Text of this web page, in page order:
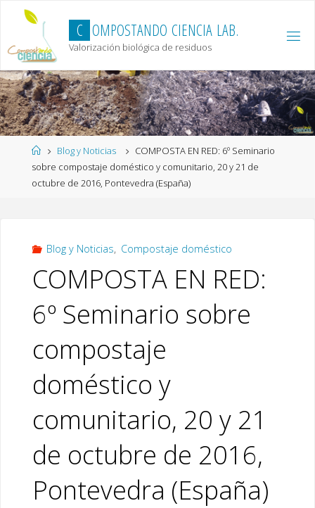
content
C OMPOSTANDO CIENCIA LAB.
Valorización biológica de residuos
HomeBlog y Noticias
COMPOSTA EN RED: 6º Seminario
sobre compostaje doméstico y comunitario, 20 y 21 de
octubre de 2016, Pontevedra (España)
Blog y Noticias, Compostaje doméstico
COMPOSTA EN RED:
6º Seminario sobre
compostaje
doméstico y
comunitario, 20 y 21
de octubre de 2016,
Pontevedra (España)